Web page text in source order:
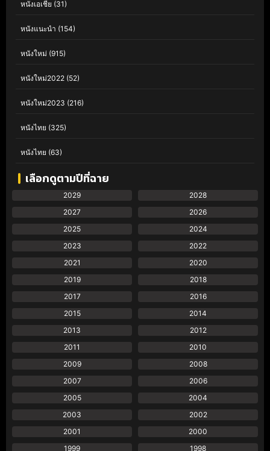
หนังเอเชีย (31)
หนังแนะนำ (154)
หนังใหม่ (915)
หนังใหม่2022 (52)
หนังใหม่2023 (216)
หนังไทย (325)
หนังไทย (63)
เลือกดูตามปีที่ฉาย
2029
2028
2027
2026
2025
2024
2023
2022
2021
2020
2019
2018
2017
2016
2015
2014
2013
2012
2011
2010
2009
2008
2007
2006
2005
2004
2003
2002
2001
2000
1999
1998